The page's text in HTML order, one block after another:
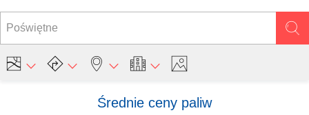
Średnie ceny paliw